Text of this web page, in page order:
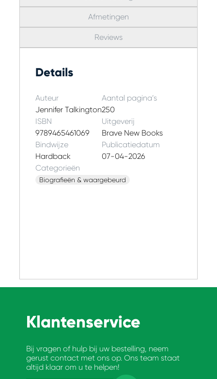
Afmetingen
Reviews
Details
Auteur
Jennifer Talkington
ISBN
9789465461069
Bindwijze
Hardback
Aantal pagina’s
250
Uitgeverij
Brave New Books
Publicatiedatum
07-04-2026
Categorieën
Biografieën & waargebeurd
Klantenservice
Bij vragen of hulp bij uw bestelling, neem
gerust contact met ons op. Ons team staat
altijd klaar om u te helpen!